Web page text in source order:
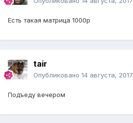
Есть такая матрица 1000р
tair
Опубликовано 14 августа, 2017
Подъеду вечером